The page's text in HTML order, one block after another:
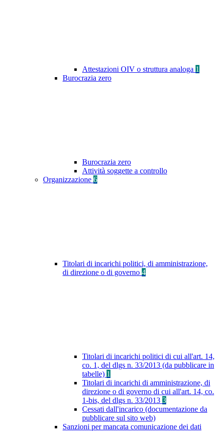
Attestazioni OIV o struttura analoga 1
Burocrazia zero
Burocrazia zero
Attività soggette a controllo
Organizzazione 6
Titolari di incarichi politici, di amministrazione,
di direzione o di governo 4
Titolari di incarichi politici di cui all'art. 14,
co. 1, del dlgs n. 33/2013 (da pubblicare in
tabelle) 1
Titolari di incarichi di amministrazione, di
direzione o di governo di cui all'art. 14, co.
1-bis, del dlgs n. 33/2013 3
Cessati dall'incarico (documentazione da
pubblicare sul sito web)
Sanzioni per mancata comunicazione dei dati